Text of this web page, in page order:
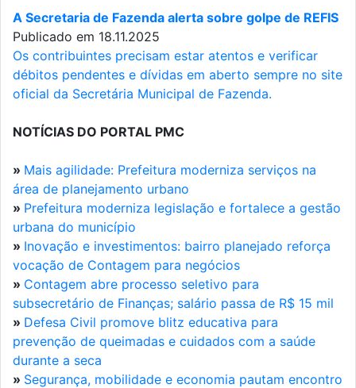
A Secretaria de Fazenda alerta sobre golpe de REFIS
Publicado em 18.11.2025
Os contribuintes precisam estar atentos e verificar
débitos pendentes e dívidas em aberto sempre no site
oficial da Secretária Municipal de Fazenda.
NOTÍCIAS DO PORTAL PMC
» Mais agilidade: Prefeitura moderniza serviços na
área de planejamento urbano
» Prefeitura moderniza legislação e fortalece a gestão
urbana do município
» Inovação e investimentos: bairro planejado reforça
vocação de Contagem para negócios
» Contagem abre processo seletivo para
subsecretário de Finanças; salário passa de R$ 15 mil
» Defesa Civil promove blitz educativa para
prevenção de queimadas e cuidados com a saúde
durante a seca
» Segurança, mobilidade e economia pautam encontro